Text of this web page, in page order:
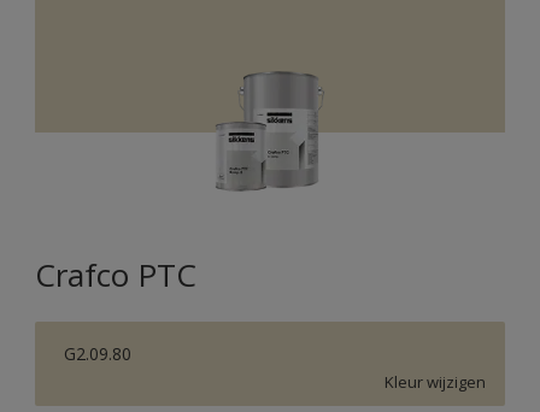
Crafco PTC
G2.09.80
Kleur wijzigen